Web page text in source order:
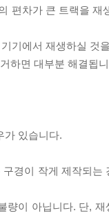
편차가 큰 트랙을 재
기에서 재생하실 것
하면 대부분 해결됩
가 있습니다.
경이 작게 제작되는
량이 아닙니다. 단, 재